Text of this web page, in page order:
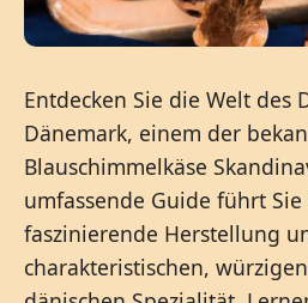
Entdecken Sie die Welt des
Dänemark, einem der
Blauschimmelkäse
umfassende Guide führt
faszinierende Herstellung
charakteristischen,